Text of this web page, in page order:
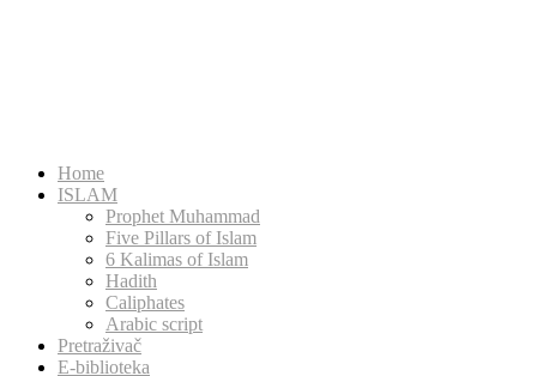
Home
ISLAM
Prophet Muhammad
Five Pillars of Islam
6 Kalimas of Islam
Hadith
Caliphates
Arabic script
Pretraživač
E-biblioteka